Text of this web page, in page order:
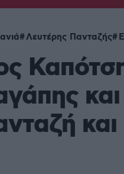
Λευτέρης Πανταζής
και